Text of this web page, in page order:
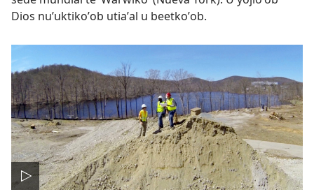
Dios nuʼuktikoʼob utiaʼal u beetkoʼob.